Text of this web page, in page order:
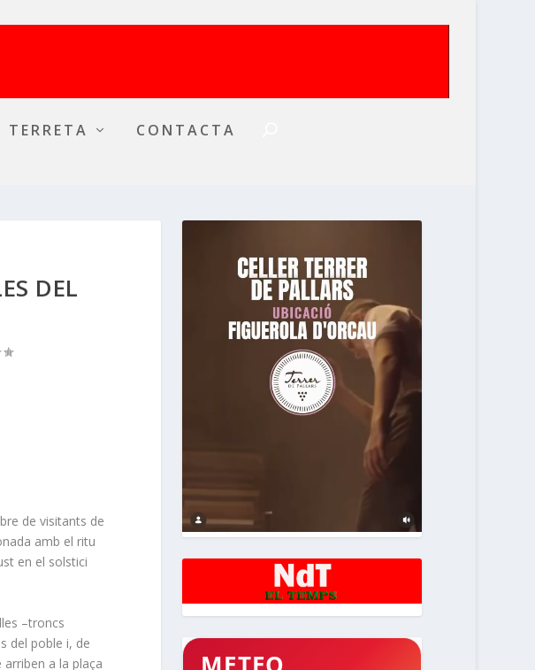
TERRETA CONTACTA
DEL
de visitants de
amb el ritu
en el solstici
–troncs
del poble i, de
a la plaça